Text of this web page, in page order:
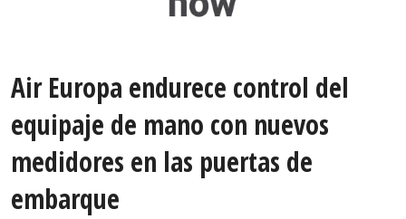
Air Europa endurece control del
equipaje de mano con nuevos
medidores en las puertas de
embarque